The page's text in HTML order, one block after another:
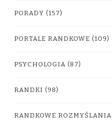
PORADY (157)
PORTALE RANDKOWE (109)
PSYCHOLOGIA (87)
RANDKI (98)
RANDKOWE ROZMYŚLANIA